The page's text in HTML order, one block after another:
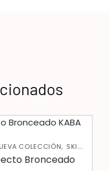
COLECCIÓN, SKIN
Bronceado